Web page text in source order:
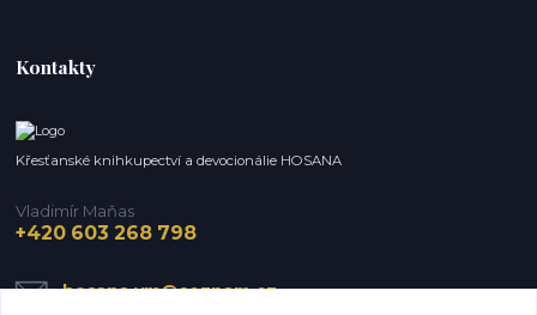
Kontakty
Křesťanské knihkupectví a devocionálie HOSANA
Vladimír Maňas
+420 603 268 798
hosana.vm@seznam.cz